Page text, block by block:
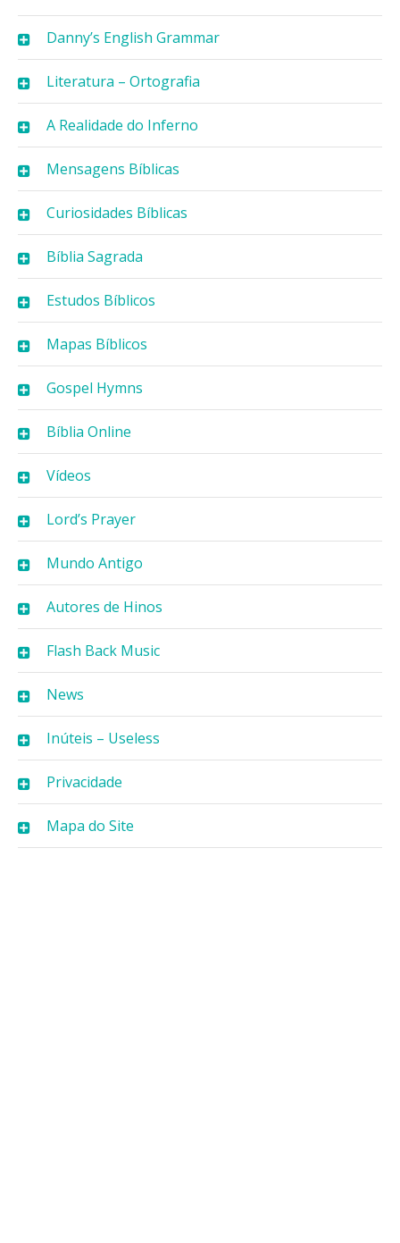
Danny’s English Grammar
Literatura – Ortografia
A Realidade do Inferno
Mensagens Bíblicas
Curiosidades Bíblicas
Bíblia Sagrada
Estudos Bíblicos
Mapas Bíblicos
Gospel Hymns
Bíblia Online
Vídeos
Lord’s Prayer
Mundo Antigo
Autores de Hinos
Flash Back Music
News
Inúteis – Useless
Privacidade
Mapa do Site